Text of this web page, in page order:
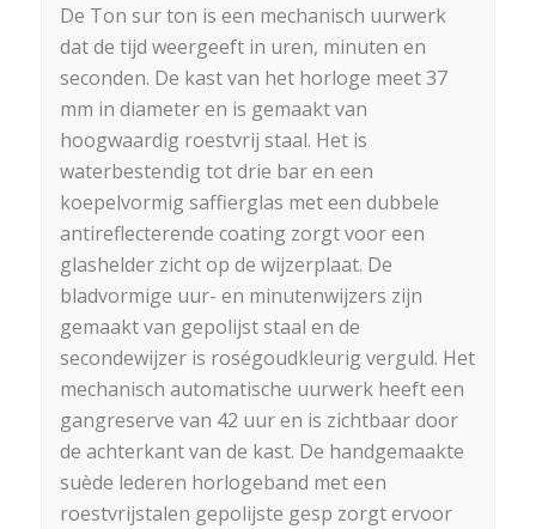
De Ton sur ton is een mechanisch uurwerk
dat de tijd weergeeft in uren, minuten en
seconden. De kast van het horloge meet 37
mm in diameter en is gemaakt van
hoogwaardig roestvrij staal. Het is
waterbestendig tot drie bar en een
koepelvormig saffierglas met een dubbele
antireflecterende coating zorgt voor een
glashelder zicht op de wijzerplaat. De
bladvormige uur- en minutenwijzers zijn
gemaakt van gepolijst staal en de
secondewijzer is roségoudkleurig verguld. Het
mechanisch automatische uurwerk heeft een
gangreserve van 42 uur en is zichtbaar door
de achterkant van de kast. De handgemaakte
suède lederen horlogeband met een
roestvrijstalen gepolijste gesp zorgt ervoor